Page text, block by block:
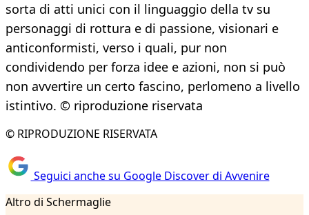
sorta di atti unici con il linguaggio della tv su
personaggi di rottura e di passione, visionari e
anticonformisti, verso i quali, pur non
condividendo per forza idee e azioni, non si può
non avvertire un certo fascino, perlomeno a livello
istintivo. © riproduzione riservata
© RIPRODUZIONE RISERVATA
Seguici anche su Google Discover di Avvenire
Altro di Schermaglie